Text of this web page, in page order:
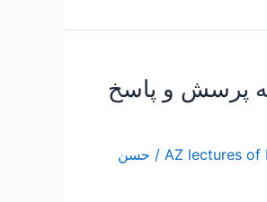
پرسش و پاسخ
/ حسن